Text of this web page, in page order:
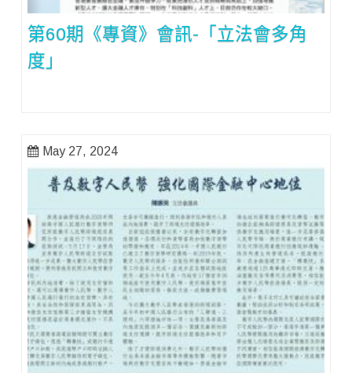
第60期《專資》會訊-「立法會多角
度」
May 27, 2024